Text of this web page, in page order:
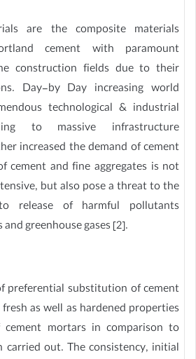
are the composite materials
cement with paramount
construction fields due to their
Day-by Day increasing world
technological & industrial
to massive infrastructure
increased the demand of cement
cement and fine aggregates is not
but also pose a threat to the
release of harmful pollutants
greenhouse gases [2].
preferential substitution of cement
as well as hardened properties
mortars in comparison to
carried out. The consistency, initial